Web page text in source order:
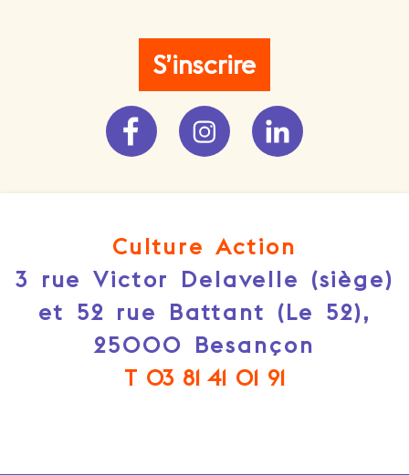
S’inscrire
Culture Action
3 rue Victor Delavelle (siège)
et 52 rue Battant (Le 52),
25000 Besançon
T 03 81 41 01 91